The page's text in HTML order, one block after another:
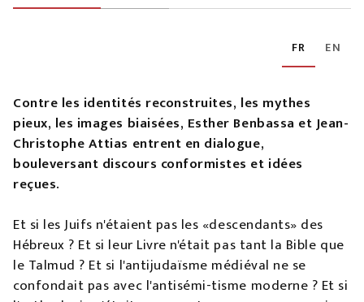
FR EN
Contre les identités reconstruites, les mythes
pieux, les images biaisées, Esther Benbassa et Jean-
Christophe Attias entrent en dialogue,
bouleversant discours conformistes et idées
reçues.
Et si les Juifs n'étaient pas les «descendants» des
Hébreux ? Et si leur Livre n'était pas tant la Bible que
le Talmud ? Et si l'antijudaïsme médiéval ne se
confondait pas avec l'antisémi-tisme moderne ? Et si